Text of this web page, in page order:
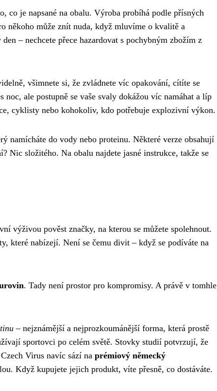
co je napsané na obalu. Výroba probíhá podle přísných
někoho může znít nuda, když mluvíme o kvalitě a
– nechcete přece hazardovat s pochybným zbožím z
všimnete si, že zvládnete víc opakování, cítíte se
ale postupně se vaše svaly dokážou víc namáhat a líp
cyklisty nebo kohokoliv, kdo potřebuje explozivní výkon.
namícháte do vody nebo proteinu. Některé verze obsahují
Nic složitého. Na obalu najdete jasné instrukce, takže se
výživou pověst značky, na kterou se můžete spolehnout.
které nabízejí. Není se čemu divit – když se podíváte na
. Tady není prostor pro kompromisy. A právě v tomhle
– nejznámější a nejprozkoumánější forma, která prostě
sportovci po celém světě. Stovky studií potvrzují, že
Virus navíc sází na prémiový německý
Když kupujete jejich produkt, víte přesně, co dostáváte.